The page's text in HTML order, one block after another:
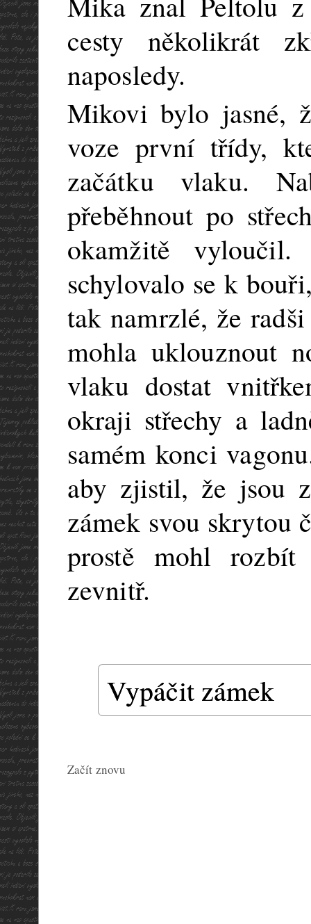
cesty několikrát
naposledy.
Mikovi bylo jasné,
voze první třídy,
začátku vlaku.
přeběhnout po
okamžitě
schylovalo se k
tak namrzlé, že
mohla uklouznout
vlaku dostat
okraji střechy a
samém konci
aby zjistil, že jsou
zámek svou skrytou
prostě mohl
zevnitř.
Vypáčit zámek
Začít znovu